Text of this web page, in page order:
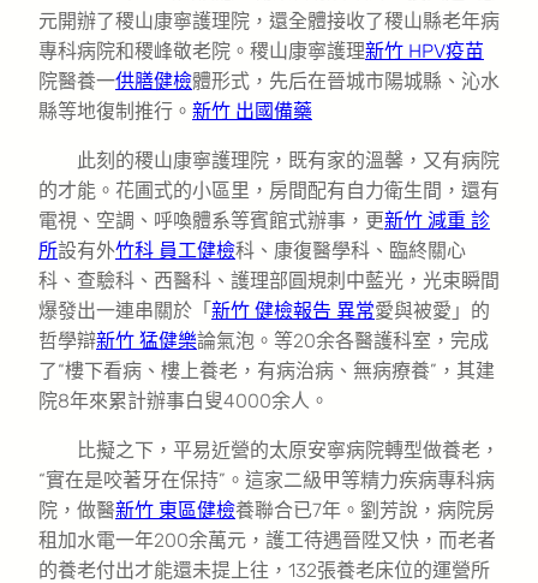
元開辦了稷山康寧護理院，還全體接收了稷山縣老年病
專科病院和稷峰敬老院。稷山康寧護理新竹 HPV疫苗
院醫養一供膳健檢體形式，先后在晉城市陽城縣、沁水
縣等地復制推行。 新竹 出國備藥
此刻的稷山康寧護理院，既有家的溫馨，又有病院
的才能。花圃式的小區里，房間配有自力衛生間，還有
電視、空調、呼喚體系等賓館式辦事，更新竹 減重 診
所設有外竹科 員工健檢科、康復醫學科、臨終關心
科、查驗科、西醫科、護理部圓規刺中藍光，光束瞬間
爆發出一連串關於「 新竹 健檢報告 異常愛與被愛」的
哲學辯新竹 猛健樂論氣泡。等20余各醫護科室，完成
了“樓下看病、樓上養老，有病治病、無病療養”，其建
院8年來累計辦事白叟4000余人。
比擬之下，平易近營的太原安寧病院轉型做養老，
“實在是咬著牙在保持”。這家二級甲等精力疾病專科病
院，做醫新竹 東區健檢養聯合已7年。劉芳說，病院房
租加水電一年200余萬元，護工待遇晉陞又快，而老者
的養老付出才能還未提上往，132張養老床位的運營所